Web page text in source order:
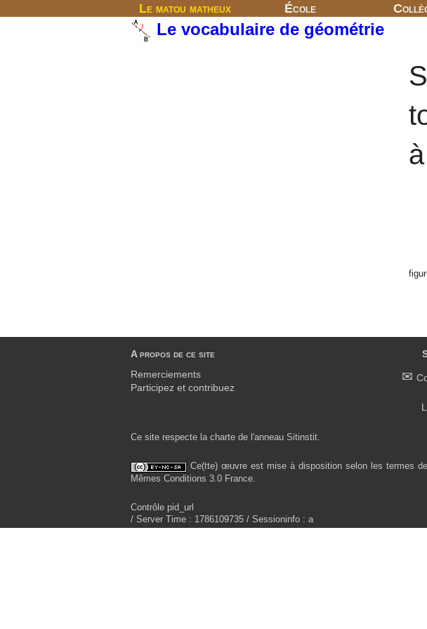
Le matou matheux École
Le vocabulaire de géométrie
A propos de ce site
Remerciements
Participez et contribuez
Ce site respecte la charte de l'anneau Sitinstit.
Ce(tte) œuvre est mise à disposition selon les termes
Mêmes Conditions 3.0 France.
Contrôle pid_url
/ Server Time : 1786109735 / Sessioninfo : a